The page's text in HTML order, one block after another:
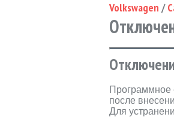
Volkswagen /
Программное
после
Для